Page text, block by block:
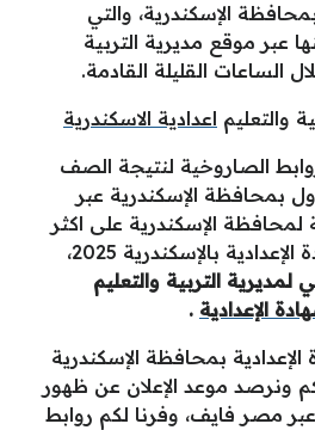
الإسكندرية، والتي
عبر موقع مديرية التربية
الساعات القليلة القادمة.
والتعليم اعدادية الاسكندرية
الصاروخية لنتيجة الصف
بمحافظة الإسكندرية عبر
لمحافظة الإسكندرية على اكثر
بالإسكندرية 2025،
التربية والتعليم
الإعدادية .
بمحافظة الإسكندرية
ونرصد موعد الإعلان عن ظهور
عبر مصر فايف، وفرنا لكم روابط